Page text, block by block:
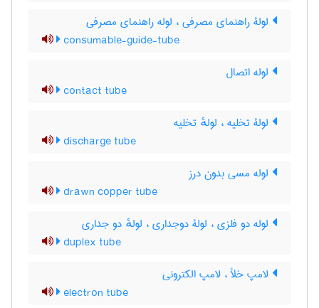
لولۀ راهنمای مصرفی ، لوله راهنمای مصرفی
consumable-guide-tube
لوله اتصال
contact tube
لولۀ تخلیه ، لولهٔ تخلیه
discharge tube
لوله مسی بدون درز
drawn copper tube
لوله دو فلزی ، لولۀ دوجداری ، لولهٔ دو جداری
duplex tube
لامپ خلأ ، لامپ الکترونی
electron tube